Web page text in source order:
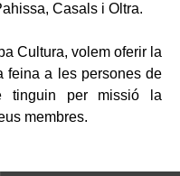
Casals i Oltra.
Cultura, volem oferir la
feina a les persones de
tinguin per missió la
membres.